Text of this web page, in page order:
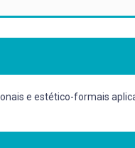
e estético-formais